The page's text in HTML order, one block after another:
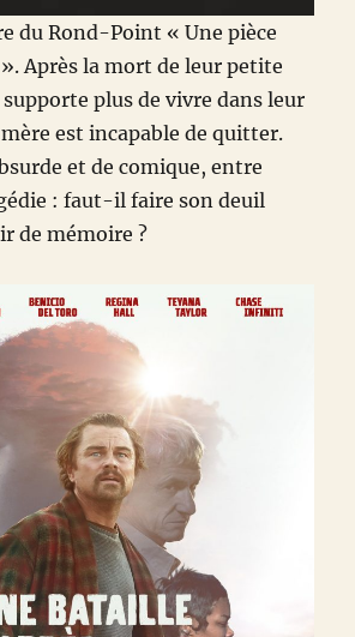
du Rond-Point « Une pièce
Après la mort de leur petite
plus de vivre dans leur
est incapable de quitter.
et de comique, entre
: faut-il faire son deuil
de mémoire ?